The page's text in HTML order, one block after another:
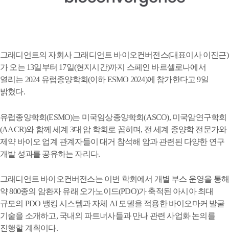
그래디언트의 자회사 그래디언트 바이오컨버전스(대표이사 이진근)
가 오는 13일부터 17일(현지시간)까지 스페인 바르셀로나에서
열리는 2024 유럽종양학회(이하 ESMO 2024)에 참가한다고 9일
밝혔다.
유럽종양학회(ESMO)는 미국임상종양학회(ASCO), 미국암연구학회
(AACR)와 함께 세계 3대 암 학회로 꼽히며, 전 세계 종양학 전문가와
제약 바이오 업계 관계자들이 대거 참석해 암과 관련된 다양한 연구
개발 성과를 공유하는 자리다.
그래디언트 바이오컨버전스는 이번 학회에서 개별 부스 운영을 통해
약 800종의 암환자 유래 오가노이드(PDO)가 축적된 아시아 최대
규모의 PDO 뱅킹 시스템과 자체 AI 모델을 적용한 바이오마커 발굴
기술을 소개하고, 국내외 파트너사들과 만나 관련 사업화 논의를
진행할 계획이다.